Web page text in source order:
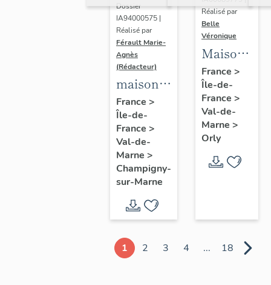
Dossier
IA94000575 |
Réalisé par
Férault Marie-
Agnès
(Rédacteur)
maisons,
immeubles
France >
Île-de-
France >
Val-de-
Marne >
Champigny-
sur-Marne
Réalisé par
Belle
Véronique
Maisons,
Immeubles
France >
Île-de-
France >
Val-de-
Marne >
Orly
1 2 3 4 ... 18